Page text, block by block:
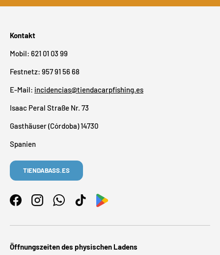
Kontakt
Mobil: 621 01 03 99
Festnetz: 957 91 56 68
E-Mail: incidencias@tiendacarpfishing.es
Isaac Peral Straße Nr. 73
Gasthäuser (Córdoba) 14730
Spanien
TIENDABASS.ES
FacebookInstagramWhatsAppTikTok
Öffnungszeiten des physischen Ladens